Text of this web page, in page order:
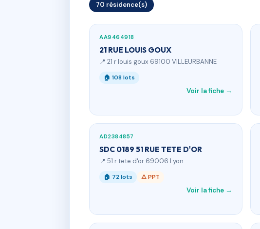
70 résidence(s)
AA9464918
21 RUE LOUIS GOUX
📍 21 r louis goux 69100 VILLEURBANNE
🏠 108 lots
Voir la fiche →
AD2384857
SDC 0189 51 RUE TETE D'OR
📍 51 r tete d'or 69006 Lyon
🏠 72 lots ⚠ PPT
Voir la fiche →